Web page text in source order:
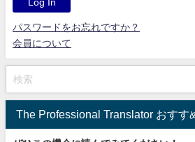
パスワードをお忘れですか？
会員について
The Professional Translator おすす